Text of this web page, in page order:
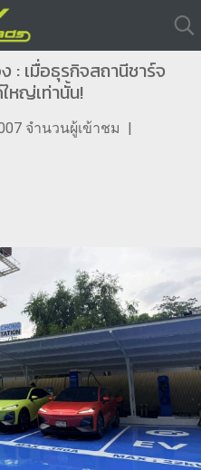
: เมื่อธุรกิจสถานีชาร์จ
หญ่เท่านั้น!
จำนวนผู้เข้าชม |